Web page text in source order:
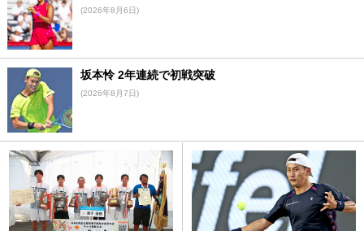
(2026年8月6日)
坂本怜 2年連続で初戦突破
(2026年8月7日)